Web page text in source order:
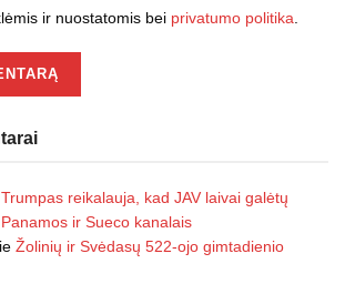
ir nuostatomis bei privatumo politika
reikalauja, kad JAV laivai galėtų
ir Sueco kanalais
Žolinių ir Svėdasų 522-ojo gimtadienio